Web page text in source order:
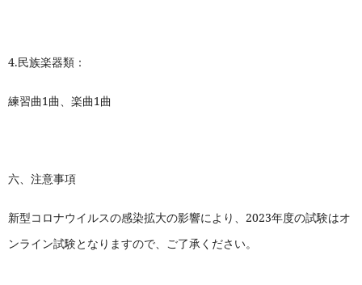
4.民族楽器類：
練習曲1曲、楽曲1曲
六、注意事項
新型コロナウイルスの感染拡大の影響により、2023年度の試験はオ
ンライン試験となりますので、ご了承ください。